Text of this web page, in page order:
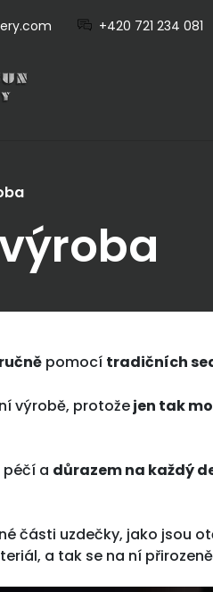
+420 721 234 081
pomocí tradičních
výrobě, protožejen tak
péčí a důrazem na každý
části uzdečky, jako jsou
a tak se na ní